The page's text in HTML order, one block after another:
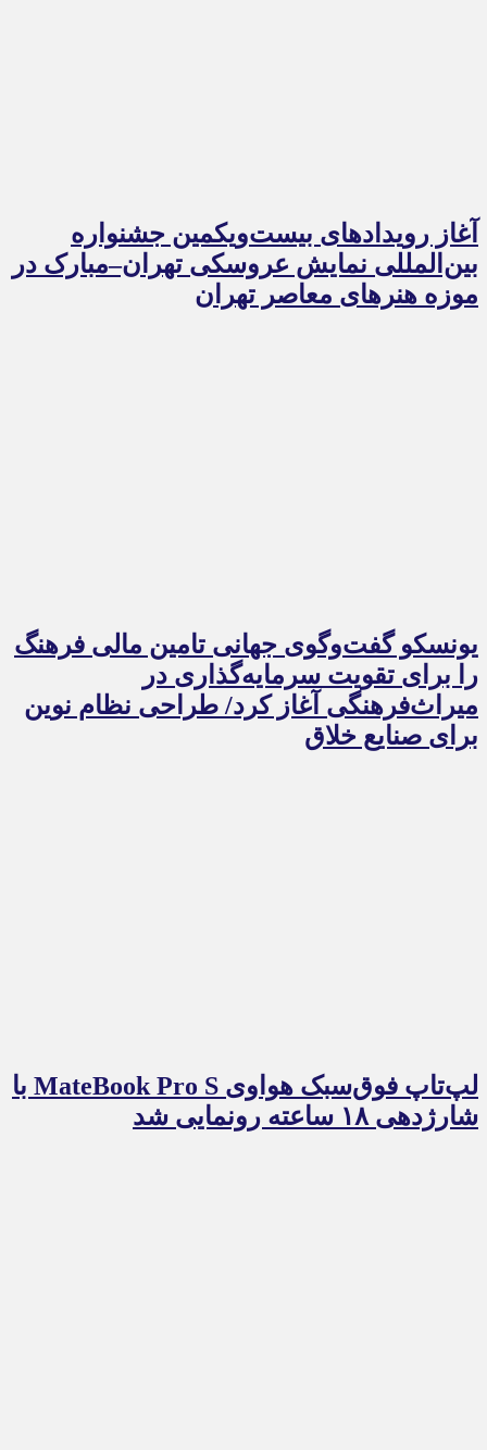
آغاز رویدادهای بیست‌ویکمین جشنواره
بین‌المللی نمایش عروسکی تهران–مبارک در
موزه هنرهای معاصر تهران
یونسکو گفت‌وگوی جهانی تامین مالی فرهنگ
را برای تقویت سرمایه‌گذاری در
میراث‌فرهنگی آغاز کرد/ طراحی نظام نوین
برای صنایع خلاق
لپ‌تاپ فوق‌سبک هواوی MateBook Pro S با
شارژدهی ۱۸ ساعته رونمایی شد